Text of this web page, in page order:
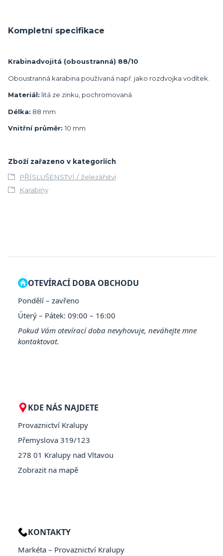
Kompletní specifikace
Krabinadvojitá (oboustranná) 88/10
Oboustranná karabina používaná např. jako rozdvojka vodítek.
Materiál: litá ze zinku, pochromovaná
Délka: 88 mm
Vnitřní průměr: 10 mm
Zboží zařazeno v kategoriích
PŘÍSLUŠENSTVÍ / železářství
Karabiny
OTEVÍRACÍ DOBA OBCHODU
Pondělí – zavřeno
Úterý – Pátek: 09:00 – 16:00
Pokud Vám otevírací doba nevyhovuje, neváhejte mne
kontaktovat.
KDE NÁS NAJDETE
Provaznictví Kralupy
Přemyslova 319/123
278 01 Kralupy nad Vltavou
Zobrazit na mapě
KONTAKTY
Markéta – Provaznictví Kralupy